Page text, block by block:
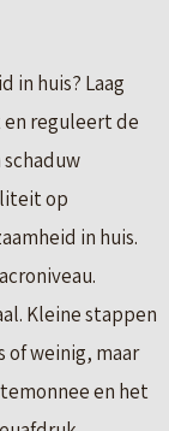
in huis? Laag
reguleert de
op
in huis.
Kleine stappen
of weinig, maar
en het